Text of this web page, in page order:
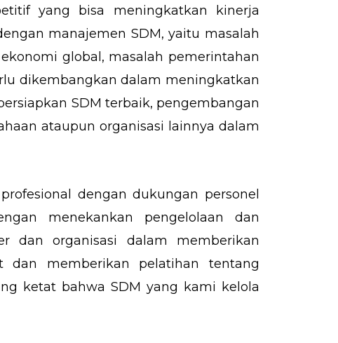
yang bisa meningkatkan kinerja
manajemen SDM, yaitu masalah
global, masalah pemerintahan
dikembangkan dalam meningkatkan
SDM terbaik, pengembangan
ataupun organisasi lainnya dalam
dengan dukungan personel
menekankan pengelolaan dan
dan organisasi dalam memberikan
dan memberikan pelatihan tentang
ketat bahwa SDM yang kami kelola